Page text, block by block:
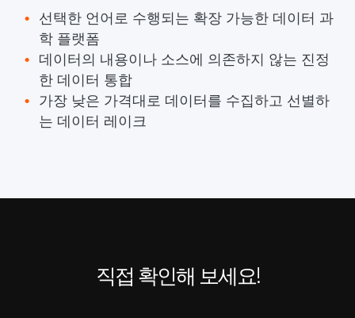
선택한 언어로 수행되는 확장 가능한 데이터 과
학 플랫폼
데이터의 내용이나 소스에 의존하지 않는 진정
한 데이터 통합
가장 낮은 가격대로 데이터를 수집하고 선별하
는 데이터 레이크
직접 확인해 보세요!